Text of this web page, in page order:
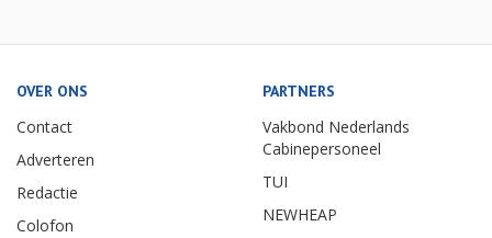
OVER ONS
Contact
Adverteren
Redactie
Colofon
PARTNERS
Vakbond Nederlands
Cabinepersoneel
TUI
NEWHEAP